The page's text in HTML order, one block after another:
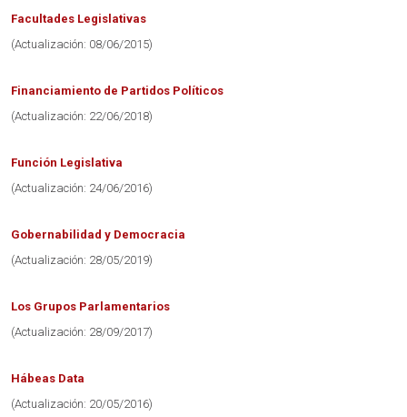
Facultades Legislativas
(Actualización: 08/06/2015)
Financiamiento de Partidos Políticos
(Actualización: 22/06/2018)
Función Legislativa
(Actualización: 24/06/2016)
Gobernabilidad y Democracia
(Actualización: 28/05/2019)
Los Grupos Parlamentarios
(Actualización: 28/09/2017)
Hábeas Data
(Actualización: 20/05/2016)